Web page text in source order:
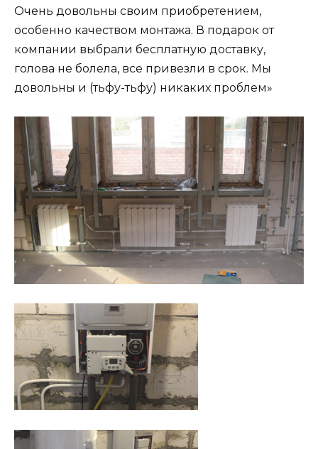
Очень довольны своим приобретением,
особенно качеством монтажа. В подарок от
компании выбрали бесплатную доставку,
голова не болела, все привезли в срок. Мы
довольны и (тьфу-тьфу) никаких проблем»